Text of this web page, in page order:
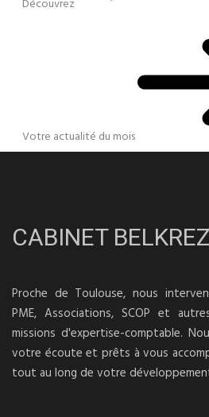
Découvrez
Votre actualité du mois
CABINET
Proche de Toulouse, nous
PME, Associations, SCOP et
missions d'expertise-comptable.
votre écoute et prêts à vous
tout au long de votre